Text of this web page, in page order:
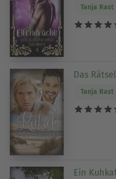
Tanja Rast
Das
Tanja Rast
Ein